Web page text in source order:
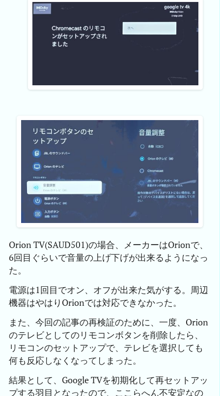
Orion TV(SAUD501)の場合、メーカーはOrionで、
6回目ぐらいで音量の上げ下げが出来るようになっ
た。
電源は1回目でオン、オフが出来た気がする。周辺
機器はやはりOrionでは対応できなかった。
また、今回の記事の再検証のために、一度、Orion
のテレビとしてのリモコンボタンを削除したら、
リモコンのセットアップで、テレビを選択しても
何も反応しなくなってしまった。
結果として、Google TVを初期化して再セットアッ
プする羽目となったので、ここらへん不安定なの